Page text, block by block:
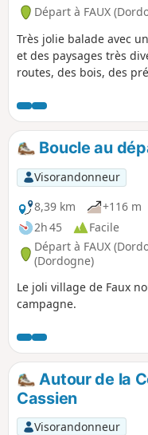
Départ à FAUX
Très jolie balade avec
et des paysages très
routes, des bois, des
Boucle au
Visorandonneur
8,39 km
+116 m
2h 45
Facile
Départ à FAUX
(Dordogne)
Le joli village de Faux
campagne.
Autour de la
Cassien
Visorandonneur